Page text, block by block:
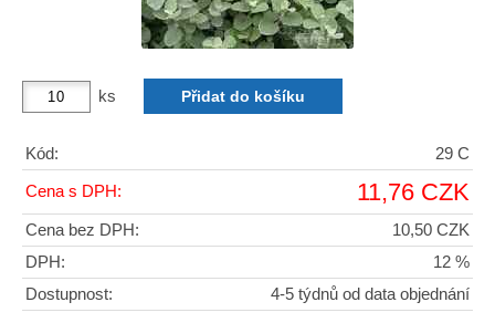
ks
Kód: 29 C
Cena s DPH: 11,76 CZK
Cena bez DPH:
10,50 CZK
DPH:
12 %
Dostupnost:
4-5 týdnů od data objednání